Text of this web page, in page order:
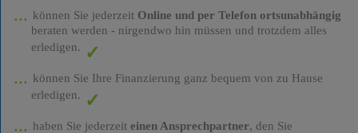
können Sie jederzeit Online und per Telefon ortsunabhängig
beraten werden - nirgendwo hin müssen und trotzdem alles
erledigen.
können Sie Ihre Finanzierung ganz bequem von zu Hause
erledigen.
haben Sie jederzeit einen Ansprechpartner, den Sie